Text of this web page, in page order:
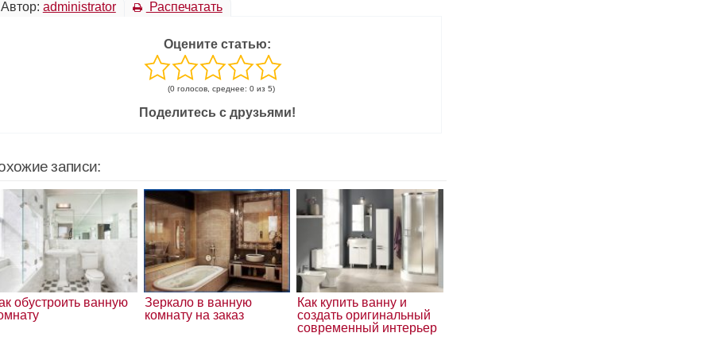
Автор: administrator Распечатать
Оцените статью:
(0 голосов, среднее: 0 из 5)
Поделитесь с друзьями!
записи:
обустроить ванную
Зеркало в ванную
комнату на заказ
Как купить ванну и
создать оригинальный
современный интерьер